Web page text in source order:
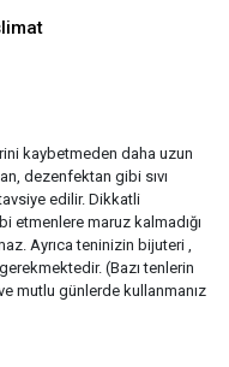
kaybetmeden daha uzun
dezenfektan gibi sıvı
edilir. Dikkatli
etmenlere maruz kalmadığı
Ayrıca teninizin bijuteri ,
(Bazı tenlerin
ve mutlu günlerde kullanmanız